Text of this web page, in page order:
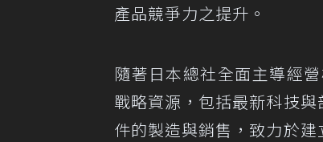
產品競爭力之提升。
隨著日本總社全面主導經
戰略資源，包括最新科技
件的製造與銷售，致力於